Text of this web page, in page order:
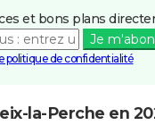
et bons plans
Je
politique de confidentialité
la-Perche en